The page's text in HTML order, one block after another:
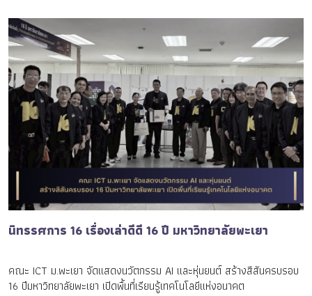
นิทรรศการ 16 เรื่องเล่าดีดี 16 ปี มหาวิทยาลัยพะเยา
คณะ ICT ม.พะเยา จัดแสดงนวัตกรรม AI และหุ่นยนต์ สร้างสีสันครบรอบ
16 ปีมหาวิทยาลัยพะเยา เปิดพื้นที่เรียนรู้เทคโนโลยีแห่งอนาคต